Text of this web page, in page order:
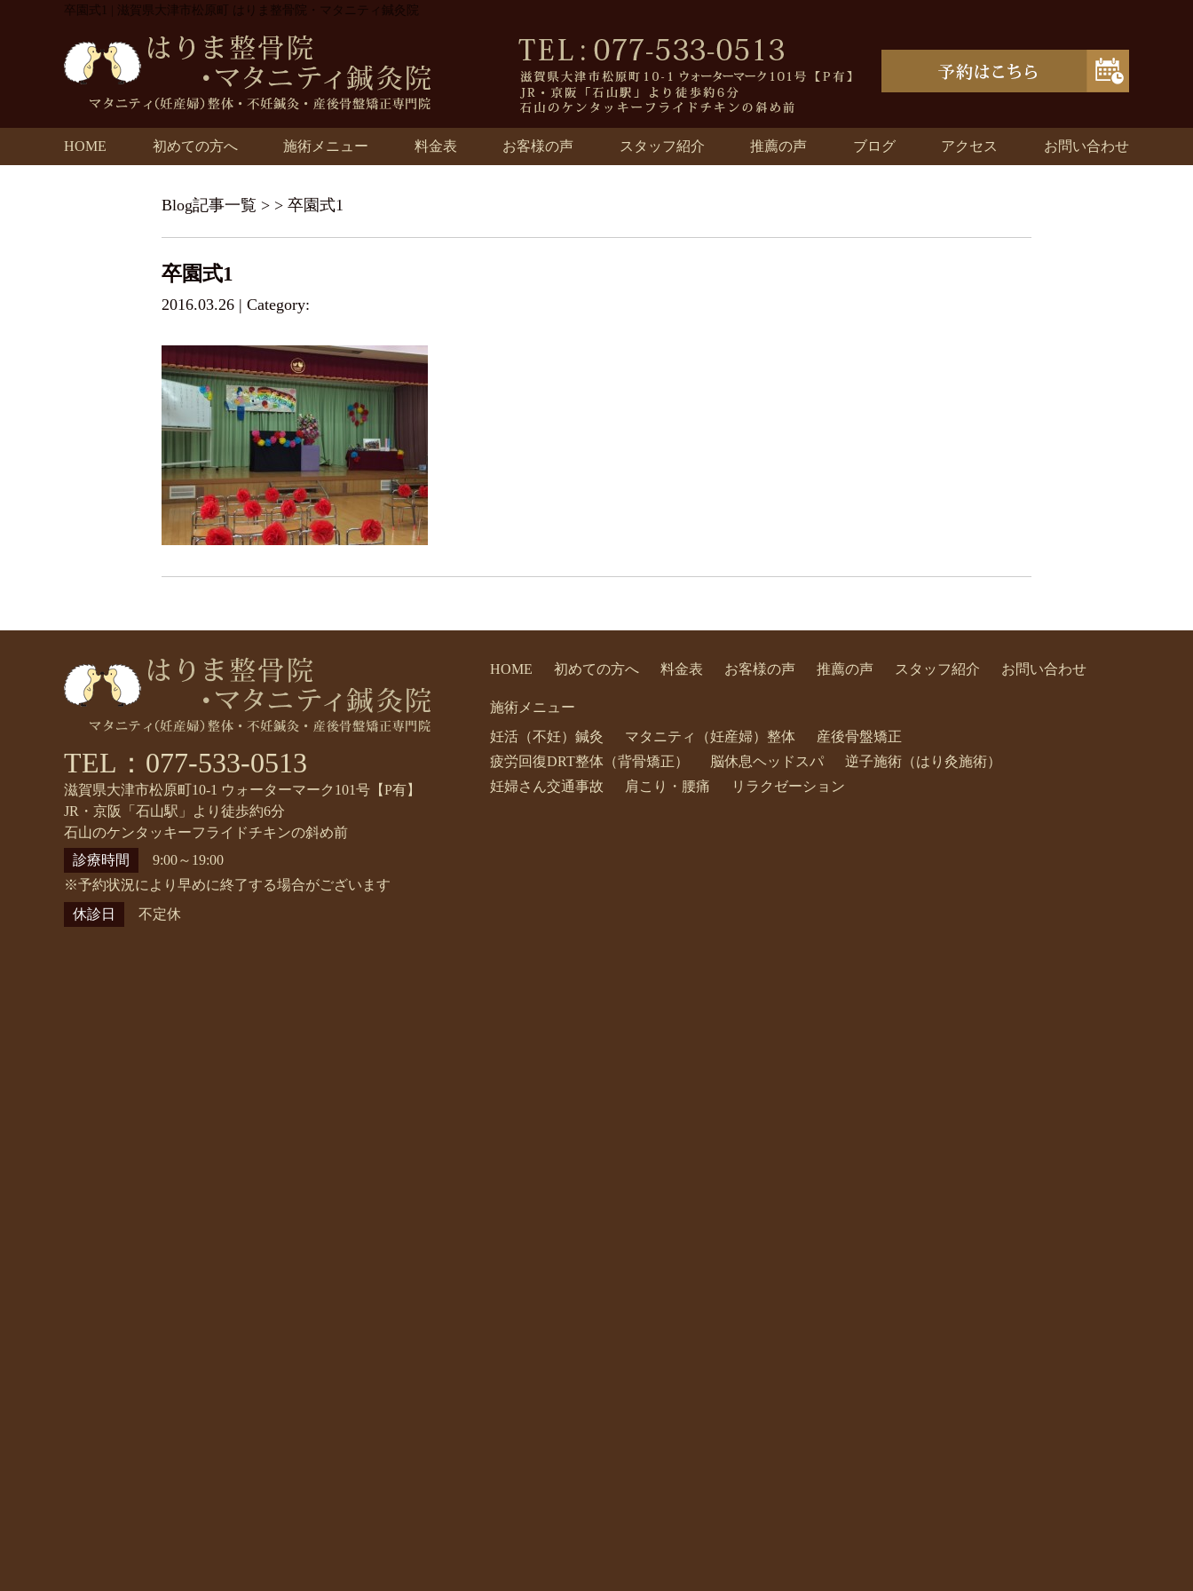
卒園式1 | 滋賀県大津市松原町 はりま整骨院・マタニティ鍼灸院
HOME 初めての方へ 施術メニュー 料金表 お客様の声 スタッフ紹介 推薦の声 ブログ アクセス お問い合わせ
Blog記事一覧 > > 卒園式1
卒園式1
2016.03.26 | Category:
TEL：077-533-0513
滋賀県大津市松原町10-1 ウォーターマーク101号【P有】
JR・京阪「石山駅」より徒歩約6分
石山のケンタッキーフライドチキンの斜め前
診療時間
9:00～19:00
※予約状況により早めに終了する場合がございます
休診日
不定休
HOME 初めての方へ 料金表 お客様の声 推薦の声 スタッフ紹介 お問い合わせ
施術メニュー
妊活（不妊）鍼灸
マタニティ（妊産婦）整体
産後骨盤矯正
疲労回復DRT整体（背骨矯正）
脳休息ヘッドスパ
逆子施術（はり灸施術）
妊婦さん交通事故
肩こり・腰痛 リラクゼーション